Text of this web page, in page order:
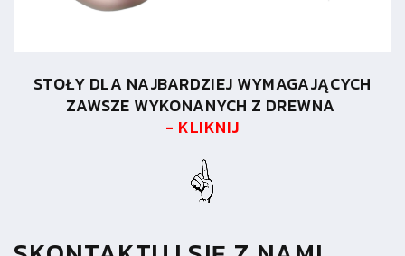
STOŁY DLA NAJBARDZIEJ WYMAGAJĄCYCH
ZAWSZE WYKONANYCH Z DREWNA
- KLIKNIJ